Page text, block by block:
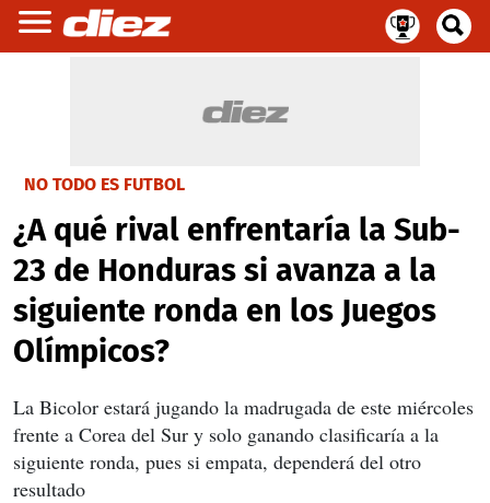
NO TODO ES FUTBOL
¿A qué rival enfrentaría la Sub-
23 de Honduras si avanza a la
siguiente ronda en los Juegos
Olímpicos?
La Bicolor estará jugando la madrugada de este miércoles
frente a Corea del Sur y solo ganando clasificaría a la
siguiente ronda, pues si empata, dependerá del otro
resultado